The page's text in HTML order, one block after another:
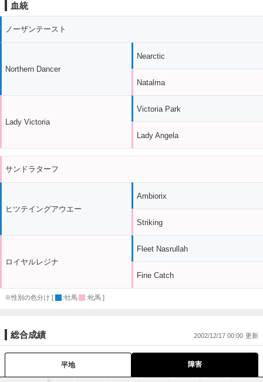
血統
ノーザンテースト
Northern Dancer
Lady Victoria
Nearctic
Natalma
Victoria Park
Lady Angela
サンドラターフ
ヒツテイングアウエー
ロイヤルレジナ
Ambiorix
Striking
Fleet Nasrullah
Fine Catch
※性別の色分け [ :牡馬 :牝馬 ]
総合成績 2002/12/17 00:00
平地 障害